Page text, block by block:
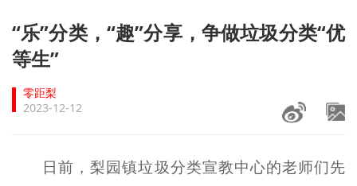
首页
文明创建
文明实践
未成年人思想道德建设
“乐”分类，“趣”分享，争做垃圾分类“优
等生”
零距梨
2023-12-12
日前，梨园镇垃圾分类宣教中心的老师们先